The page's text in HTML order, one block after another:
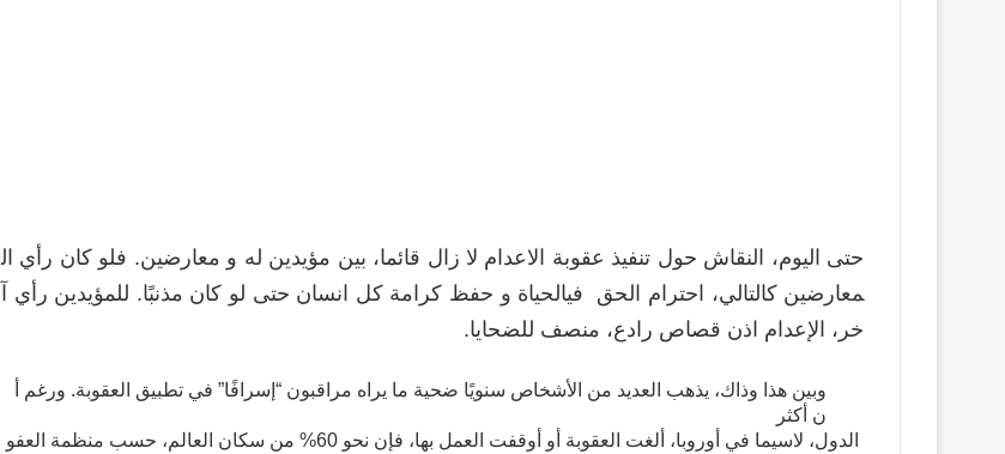
حتى اليوم، النقاش حول تنفيذ عقوبة الاعدام لا زال قائما، بين مؤيدين له و معارضين. فلو كان رأي ال
معارضين كالتالي، احترام الحق فيالحياة و حفظ كرامة كل انسان حتى لو كان مذنبًا. للمؤيدين رأي
خر،
الإعدام اذن قصاص رادع، منصف للضحايا.
وبين هذا وذاك، يذهب العديد من الأشخاص سنويًا ضحية ما يراه مراقبون “ إسرافًا” في تطبيق العقوبة. ورغم
ن أكثر
الدول، لاسيما في أوروبا، ألغت العقوبة أو أوقفت العمل بها، فإن نحو من سكان العالم، حسب منظمة العفو